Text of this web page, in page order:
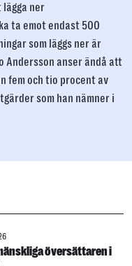
ner
ta emot endast 500
som läggs ner är
Andersson anser ändå att
fem och tio procent av
som han nämner i
översättaren i